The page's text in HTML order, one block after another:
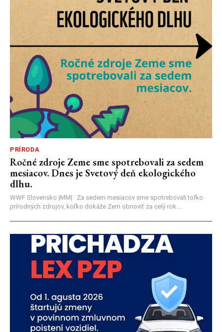
PRÍRODA
Ročné zdroje Zeme sme spotrebovali za sedem
mesiacov. Dnes je Svetový deň ekologického
dlhu.
WWF Slovensko |MM| Za sedem mesiacov sme spotrebovali toľko
prírodných zdrojov, koľko dokáže Zem obnoviť za celý rok....